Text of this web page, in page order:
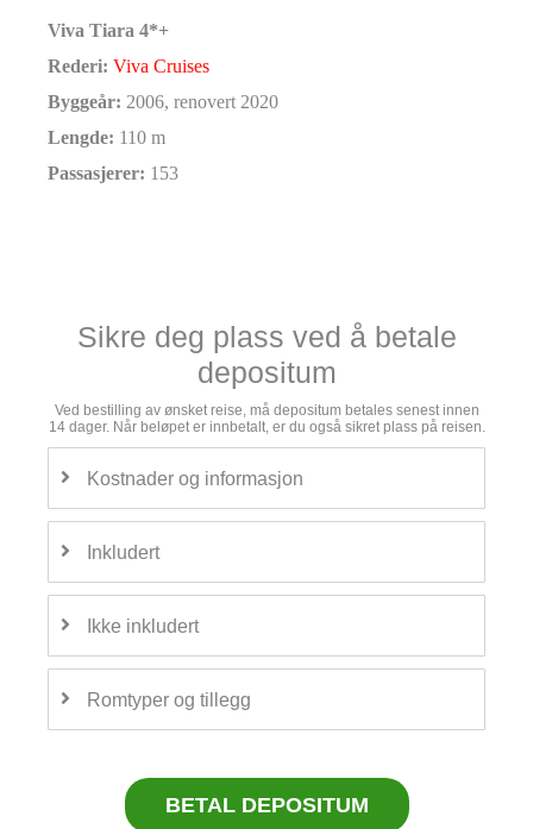
Viva Tiara 4*+
Rederi: Viva Cruises
Byggeår: 2006, renovert 2020
Lengde: 110 m
Passasjerer: 153
Sikre deg plass ved å betale
depositum
Ved bestilling av ønsket reise, må depositum betales senest innen
14 dager. Når beløpet er innbetalt, er du også sikret plass på reisen.
Kostnader og informasjon
Inkludert
Ikke inkludert
Romtyper og tillegg
BETAL DEPOSITUM